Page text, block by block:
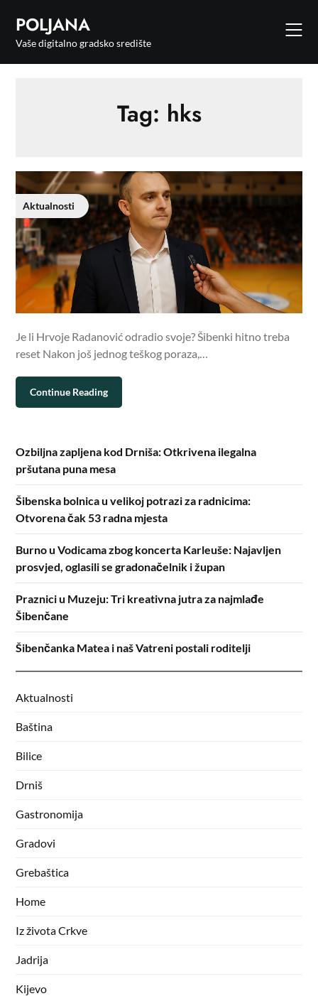
POLJANA
Vaše digitalno gradsko središte
Tag: hks
Aktualnosti
Je li Hrvoje Radanović odradio svoje? Šibenki hitno treba
reset Nakon još jednog teškog poraza,…
Continue Reading
Ozbiljna zapljena kod Drniša: Otkrivena ilegalna
pršutana puna mesa
Šibenska bolnica u velikoj potrazi za radnicima:
Otvorena čak 53 radna mjesta
Burno u Vodicama zbog koncerta Karleuše: Najavljen
prosvjed, oglasili se gradonačelnik i župan
Praznici u Muzeju: Tri kreativna jutra za najmlađe
Šibenčane
Šibenčanka Matea i naš Vatreni postali roditelji
Aktualnosti
Baština
Bilice
Drniš
Gastronomija
Gradovi
Grebaštica
Home
Iz života Crkve
Jadrija
Kijevo